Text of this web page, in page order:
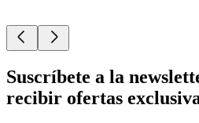
Suscríbete a la
recibir ofertas